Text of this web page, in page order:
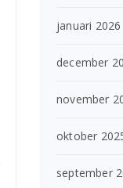
januari 2026
december
november
oktober
september